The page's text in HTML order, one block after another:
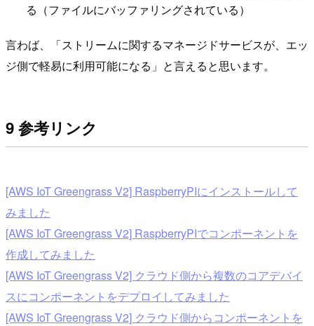
る（ファイルにバッファリングされている）
言わば、「ストリームに関するマネージドサービスが、エッ
ジ側で軽易に利用可能になる」と言えると思います。
9 参考リンク
[AWS IoT Greengrass V2] RaspberryPIにインストールして
みました
[AWS IoT Greengrass V2] RaspberryPIでコンポーネントを
作成してみました
[AWS IoT Greengrass V2] クラウド側から複数のコアデバイ
スにコンポーネントをデプロイしてみました
[AWS IoT Greengrass V2] クラウド側からコンポーネントを